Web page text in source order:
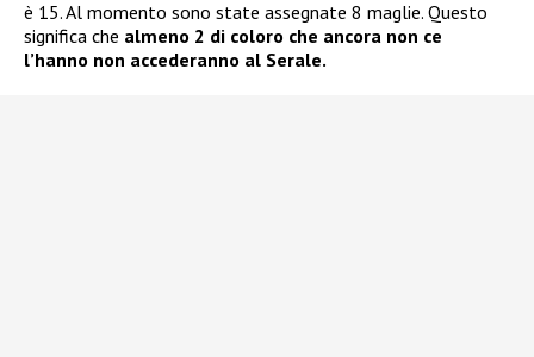
è 15. Al momento sono state assegnate 8 maglie. Questo
significa che almeno 2 di coloro che ancora non ce
l’hanno non accederanno al Serale.